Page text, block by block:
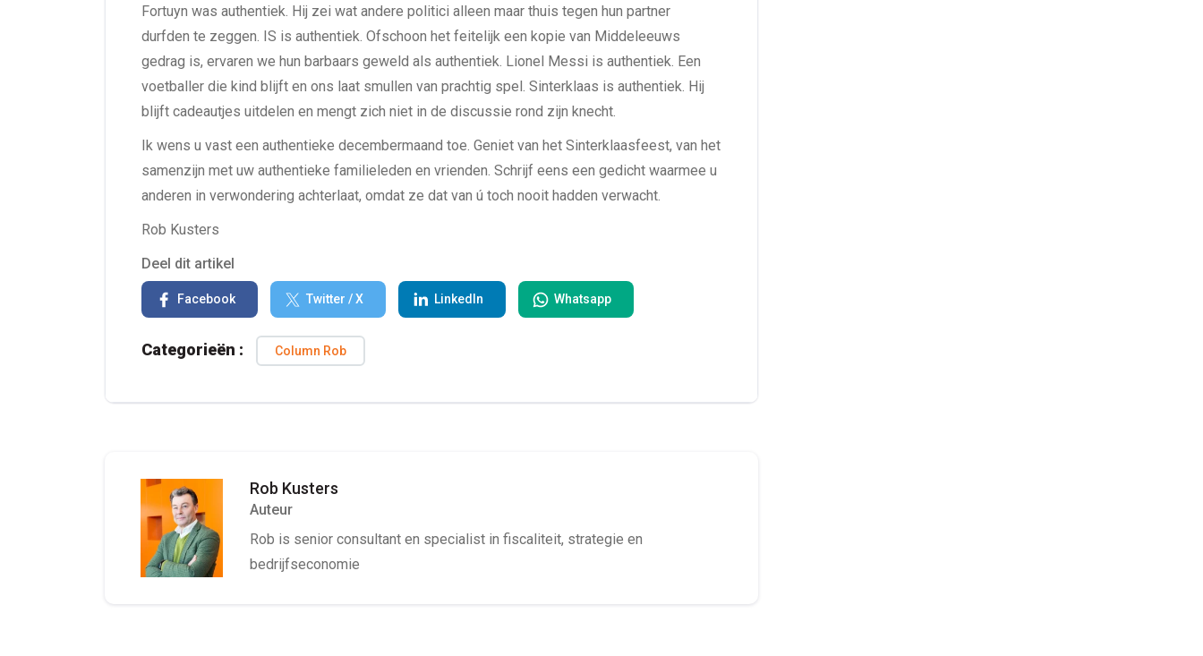
Fortuyn was authentiek. Hij zei wat andere politici alleen maar thuis tegen hun partner
durfden te zeggen. IS is authentiek. Ofschoon het feitelijk een kopie van Middeleeuws
gedrag is, ervaren we hun barbaars geweld als authentiek. Lionel Messi is authentiek. Een
voetballer die kind blijft en ons laat smullen van prachtig spel. Sinterklaas is authentiek. Hij
blijft cadeautjes uitdelen en mengt zich niet in de discussie rond zijn knecht.
Ik wens u vast een authentieke decembermaand toe. Geniet van het Sinterklaasfeest, van het
samenzijn met uw authentieke familieleden en vrienden. Schrijf eens een gedicht waarmee u
anderen in verwondering achterlaat, omdat ze dat van ú toch nooit hadden verwacht.
Rob Kusters
Deel dit artikel
Facebook Twitter / X LinkedIn Whatsapp
Categorieën : Column Rob
Rob Kusters
Auteur
Rob is senior consultant en specialist in fiscaliteit, strategie en
bedrijfseconomie